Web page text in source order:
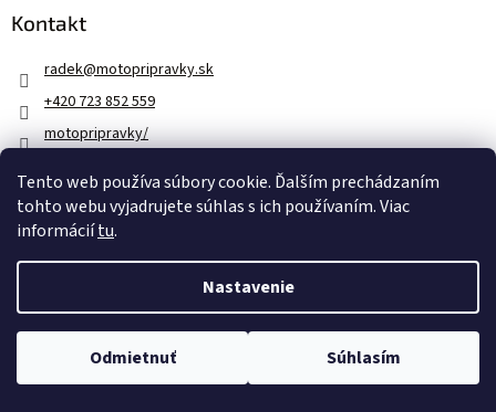
Tento web používa súbory cookie. Ďalším prechádzaním
tohto webu vyjadrujete súhlas s ich používaním. Viac
informáciítu.
Nastavenie
Odmietnuť Súhlasím
Kontakt
radek@motopripravky.sk
+420 723 852 559
motopripravky/
Copyright 2026motopripravky.sk. Všetky práva vyhradené.
Upraviť nastavenie cookies